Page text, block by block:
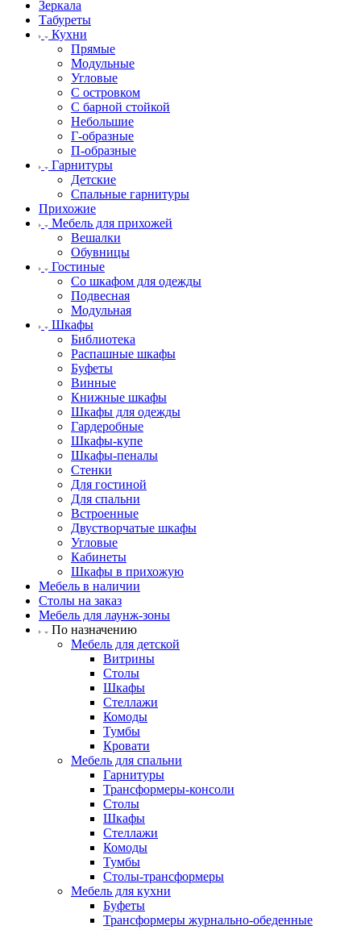
Зеркала
Табуреты
Кухни
Прямые
Модульные
Угловые
С островком
С барной стойкой
Небольшие
Г-образные
П-образные
Гарнитуры
Детские
Спальные гарнитуры
Прихожие
Мебель для прихожей
Вешалки
Обувницы
Гостиные
Со шкафом для одежды
Подвесная
Модульная
Шкафы
Библиотека
Распашные шкафы
Буфеты
Винные
Книжные шкафы
Шкафы для одежды
Гардеробные
Шкафы-купе
Шкафы-пеналы
Стенки
Для гостиной
Для спальни
Встроенные
Двустворчатые шкафы
Угловые
Кабинеты
Шкафы в прихожую
Мебель в наличии
Столы на заказ
Мебель для лаунж-зоны
По назначению
Мебель для детской
Витрины
Столы
Шкафы
Стеллажи
Комоды
Тумбы
Кровати
Мебель для спальни
Гарнитуры
Трансформеры-консоли
Столы
Шкафы
Стеллажи
Комоды
Тумбы
Столы-трансформеры
Мебель для кухни
Буфеты
Трансформеры журнально-обеденные